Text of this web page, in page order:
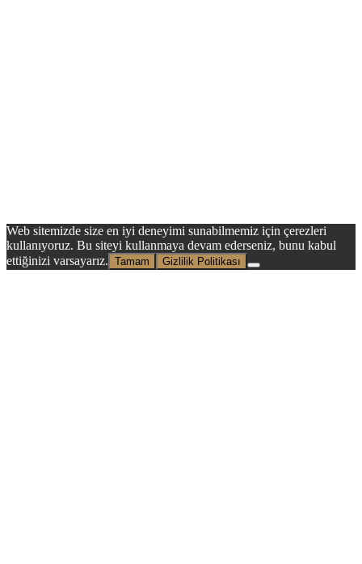
Web sitemizde size en iyi deneyimi sunabilmemiz için çerezleri
kullanıyoruz. Bu siteyi kullanmaya devam ederseniz, bunu kabul
ettiğinizi varsayarız. Tamam Gizlilik Politikası